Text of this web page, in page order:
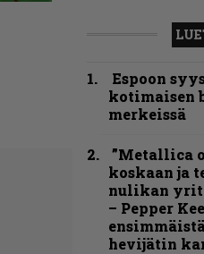
Espoon
kotimaisen
merkeissä
”Metallica
koskaan ja
nulikan
– Pepper
hevijätin